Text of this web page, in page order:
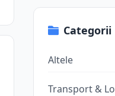
Categorii
Altele
Transport &